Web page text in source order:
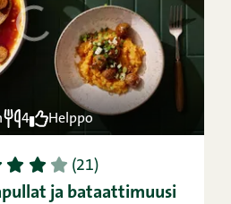
4 Helppo
3 4 5 (21)
ja bataattimuusi